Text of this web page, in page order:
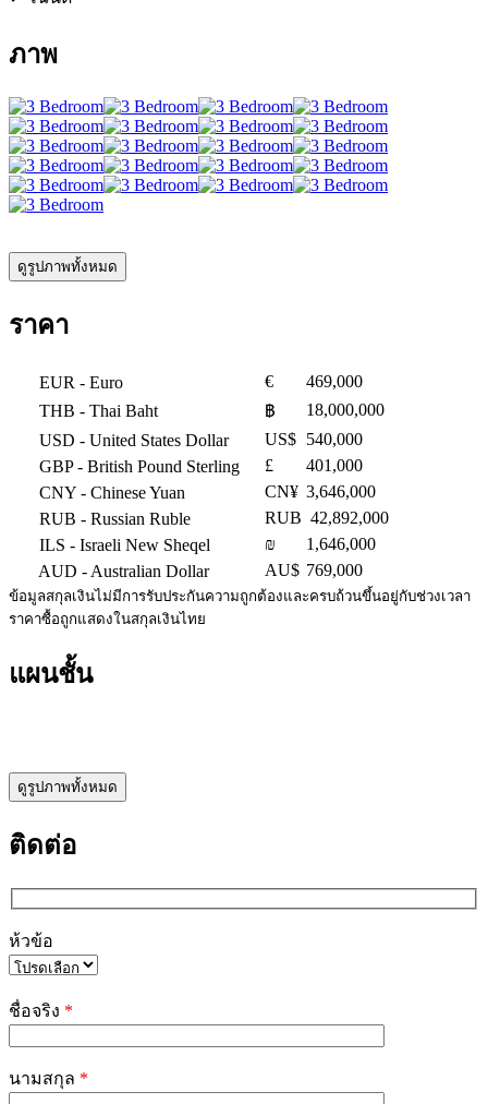
ภาพ
ดูรูปภาพทั้งหมด
ราคา
EUR - Euro €
469,000
THB - Thai Baht ฿
18,000,000
USD - United States Dollar US$ 540,000
GBP- British Pound Sterling £
401,000
CNY - Chinese Yuan CN¥ 3,646,000
RUB - Russian Ruble RUB 42,892,000
ILS - Israeli New Sheqel ₪
1,646,000
AUD - Australian Dollar AU$ 769,000
ข้อมูลสกุลเงินไม่มีการรับประกันความถูกต้องและครบถ้วนขึ้นอยู่กับช่วงเวลา
ราคาซื้อถูกแสดงในสกุลเงินไทย
แผนชั้น
ดูรูปภาพทั้งหมด
ติดต่อ
ห้วข้อ
leave
this
field
ชื่อจริง *
นามสกุล *